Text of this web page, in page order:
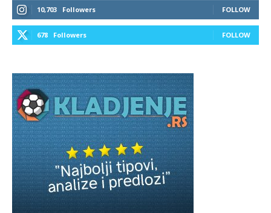
10,703 Followers FOLLOW
678 Followers FOLLOW